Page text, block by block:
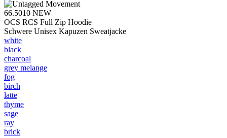
66.5010 NEW
OCS RCS Full Zip Hoodie
Schwere Unisex Kapuzen Sweatjacke
white
black
charcoal
grey melange
fog
birch
latte
thyme
sage
ray
brick